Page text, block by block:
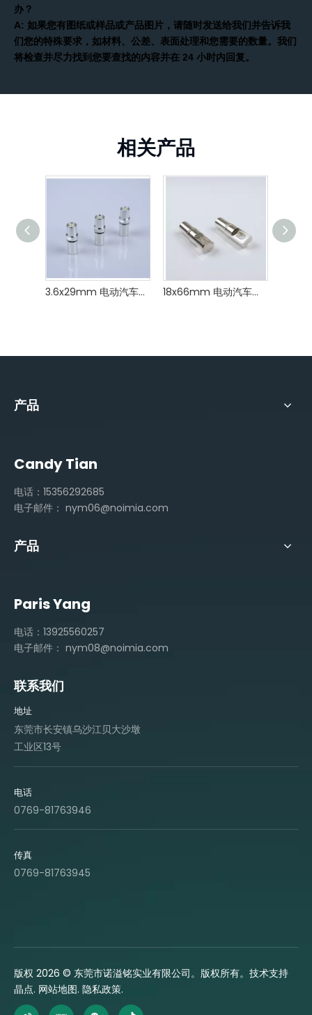
办？
A: 如果您有图纸或样品或产品图片，请随时发送给我们并告诉我
们您的特殊要求，如材料、公差、表面处理和您需要的数量。我们
将检查并尽力找到您要查找的内容并在 24 小时内回复。
相关产品
3.6x29mm 电动汽车充电桩连接器接触插座充电枪连接器接触插孔 18x66mm 电动汽车充电桩插头连接器触点插座充电枪连接器触点插孔
产品
Candy Tian
电话：15356292685
电子邮件： nym06@noimia.com
产品
Paris Yang
电话：13925560257
电子邮件： nym08@noimia.com
联系我们
地址
东莞市长安镇乌沙江贝大沙墩
工业区13号
电话
0769-81763946
传真
0769-81763945
版权 2026 © 东莞市诺溢铭实业有限公司。版权所有。技术支持
晶点. 网站地图. 隐私政策.